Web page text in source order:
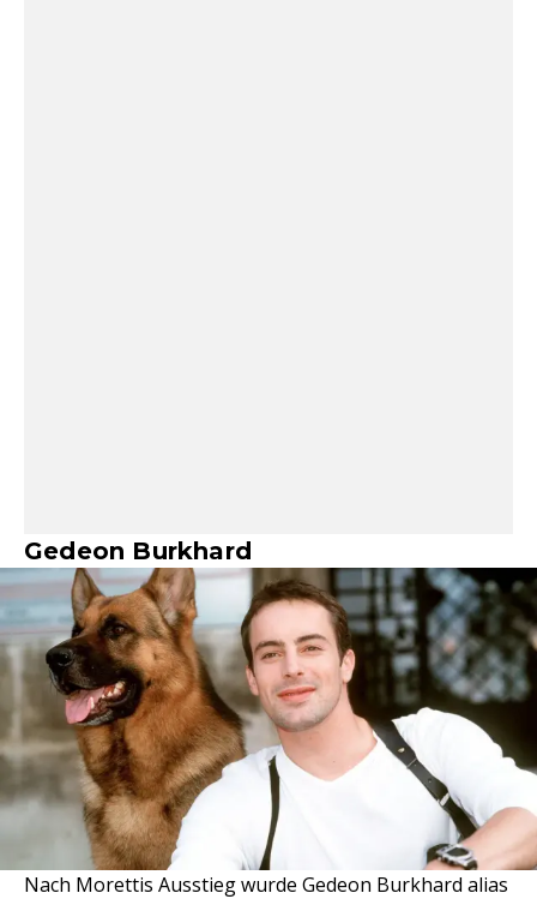
Gedeon Burkhard
Nach Morettis Ausstieg wurde Gedeon Burkhard alias